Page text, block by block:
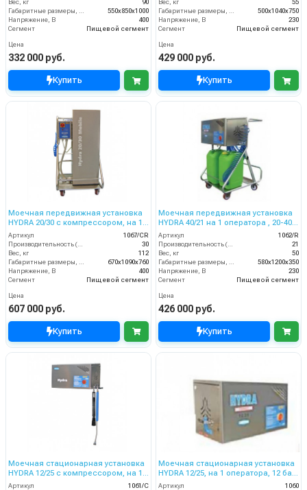
Вес, кг
90
Габаритные размеры, мм
550x850x1000
Напряжение, В
400
Сегмент
Пищевой сегмент
Цена
332 000 руб.
Купить
Вес, кг
55
Габаритные размеры, мм
500x1040x750
Напряжение, В
230
Сегмент
Пищевой сегмент
Цена
429 000 руб.
Купить
Моечная передвижная установка
HYDRA 20/30 с компрессором, на 1
оператора, 20 бар, 30 л/мин.
Артикул
1067/CR
30
Вес, кг
112
670x1090x760
Напряжение, В
400
Сегмент
Пищевой сегмент
Цена
607 000 руб.
Купить
Моечная передвижная установка
HYDRA 40/21 на 1 оператора , 20-40
бар, 21 л/мин, 230 В
Артикул
1062/R
21
Вес, кг
50
580x1200x350
Напряжение, В
230
Сегмент
Пищевой сегмент
Цена
426 000 руб.
Купить
Моечная стационарная установка
HYDRA 12/25 с компрессором, на 1
оператора, 12 бар, 25 л/мин.
Артикул
1061/C
Моечная стационарная установка
HYDRA 12/25, на 1 оператора, 12 бар,
25 л/мин.
Артикул
1060